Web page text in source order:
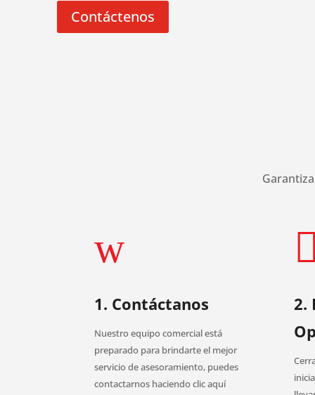
Contáctenos
w
1. Contáctanos
Nuestro equipo comercial está
preparado para brindarte el mejor
servicio de asesoramiento, puedes
contactarnos haciendo clic aquí
2.